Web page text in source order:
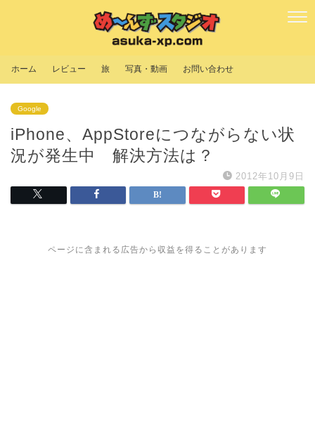
ホーム レビュー 旅 写真・動画 お問い合わせ
Google
iPhone、AppStoreにつながらない状
況が発生中 解決方法は？
2012年10月9日
ページに含まれる広告から収益を得ることがあります